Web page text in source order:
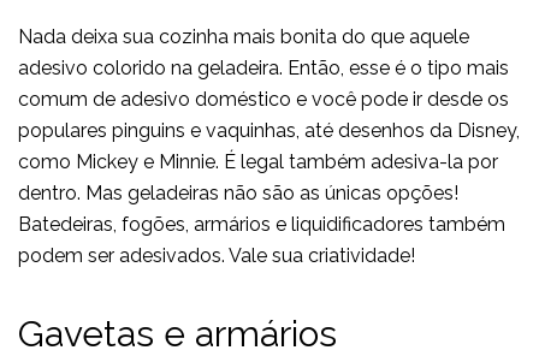
Nada deixa sua cozinha mais bonita do que aquele
adesivo colorido na geladeira. Então, esse é o tipo mais
comum de adesivo doméstico e você pode ir desde os
populares pinguins e vaquinhas, até desenhos da Disney,
como Mickey e Minnie. É legal também adesiva-la por
dentro. Mas geladeiras não são as únicas opções!
Batedeiras, fogões, armários e liquidificadores também
podem ser adesivados. Vale sua criatividade!
Gavetas e armários